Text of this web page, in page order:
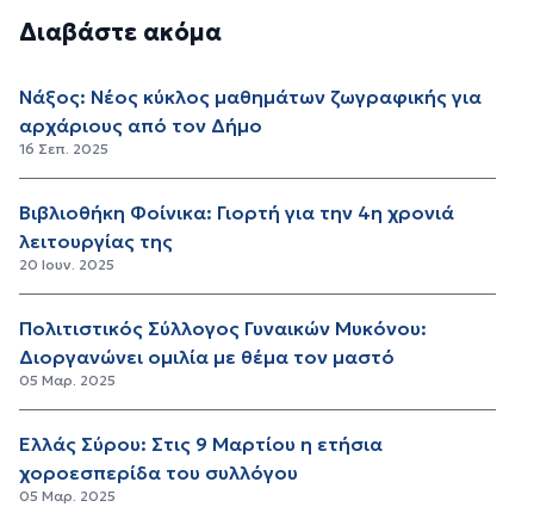
Διαβάστε ακόμα
Νάξος: Νέος κύκλος μαθημάτων ζωγραφικής για
αρχάριους από τον Δήμο
16 Σεπ. 2025
Βιβλιοθήκη Φοίνικα: Γιορτή για την 4η χρονιά
λειτουργίας της
20 Ιουν. 2025
Πολιτιστικός Σύλλογος Γυναικών Μυκόνου:
Διοργανώνει ομιλία με θέμα τον μαστό
05 Μαρ. 2025
Ελλάς Σύρου: Στις 9 Μαρτίου η ετήσια
χοροεσπερίδα του συλλόγου
05 Μαρ. 2025